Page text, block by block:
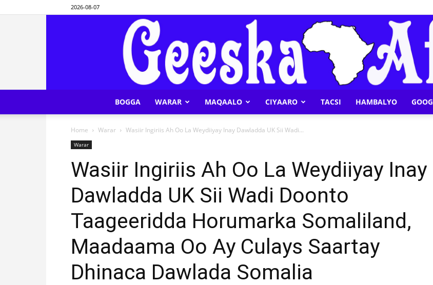
2026-08-07
Newspaper
BOGGA WARAR MAQAALO CIYAARO TACSI HAMBALYO
Home Warar Wasiir Ingiriis Ah Oo La Weydiiyay Inay Dawladda UK Sii Wadi...
Warar
Wasiir Ingiriis Ah Oo La Weydiiyay Inay
Dawladda UK Sii Wadi Doonto
Taageeridda Horumarka Somaliland,
Maadaama Oo Ay Culays Saartay
Dhinaca Dawlada Somalia